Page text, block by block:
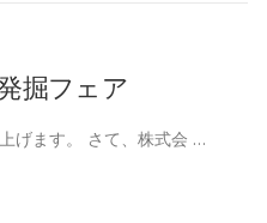
掘フェア
げます。 さて、株式会 …